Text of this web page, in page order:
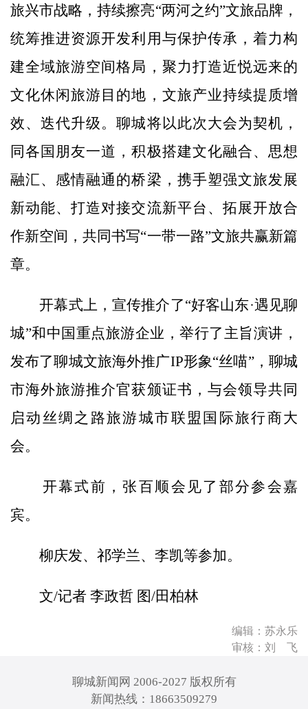
旅兴市战略，持续擦亮“两河之约”文旅品牌，
统筹推进资源开发利用与保护传承，着力构
建全域旅游空间格局，聚力打造近悦远来的
文化休闲旅游目的地，文旅产业持续提质增
效、迭代升级。聊城将以此次大会为契机，
同各国朋友一道，积极搭建文化融合、思想
融汇、感情融通的桥梁，携手塑强文旅发展
新动能、打造对接交流新平台、拓展开放合
作新空间，共同书写“一带一路”文旅共赢新篇
章。
开幕式上，宣传推介了“好客山东·遇见聊
城”和中国重点旅游企业，举行了主旨演讲，
发布了聊城文旅海外推广IP形象“丝喵”，聊城
市海外旅游推介官获颁证书，与会领导共同
启动丝绸之路旅游城市联盟国际旅行商大
会。
开幕式前，张百顺会见了部分参会嘉
宾。
柳庆发、祁学兰、李凯等参加。
文/记者 李政哲 图/田柏林
编辑：苏永乐
审核：刘 飞
聊城新闻网 2006-2027 版权所有
新闻热线：18663509279